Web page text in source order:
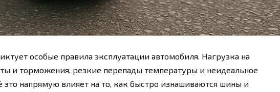
особые правила эксплуатации автомобиля. Нагрузка на
и торможения, резкие перепады температуры и неидеальное
это напрямую влияет на то, как быстро изнашиваются шины и